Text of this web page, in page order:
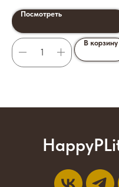
Посмотреть
В корзину